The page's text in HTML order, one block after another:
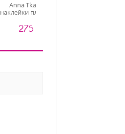
Anna Tkacheva,
наклейки пленки для
275 ₽